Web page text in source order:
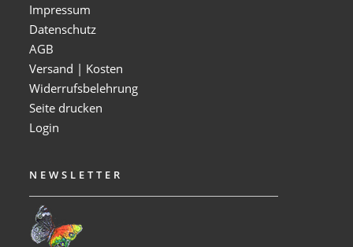
Impressum
Datenschutz
AGB
Versand | Kosten
Widerrufsbelehrung
Seite drucken
Login
NEWSLETTER